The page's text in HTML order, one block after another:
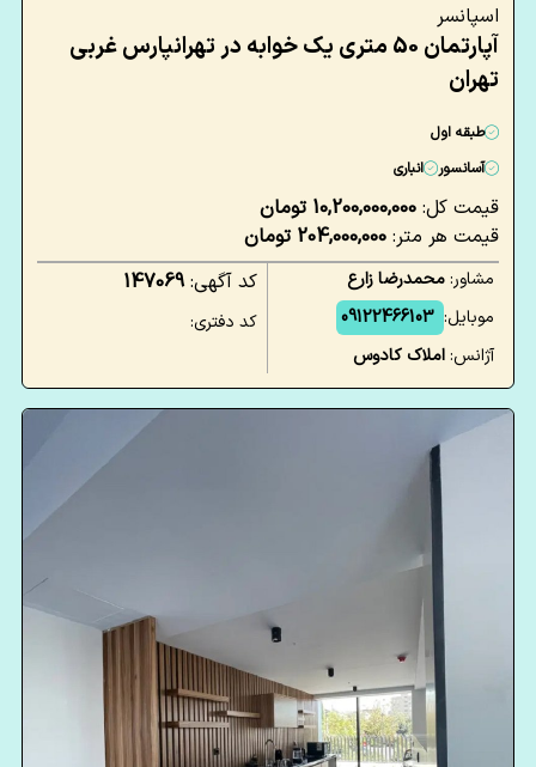
اسپانسر
آپارتمان 50 متری یک خوابه در تهرانپارس غربی
تهران
طبقه اول
آسانسور
انباری
قیمت کل: 10,200,000,000 تومان
قیمت هر متر: 204,000,000 تومان
مشاور:محمدرضا زارع
موبایل: 09122466103
آژانس:املاک کادوس
کد آگهی:147069
کد دفتری: